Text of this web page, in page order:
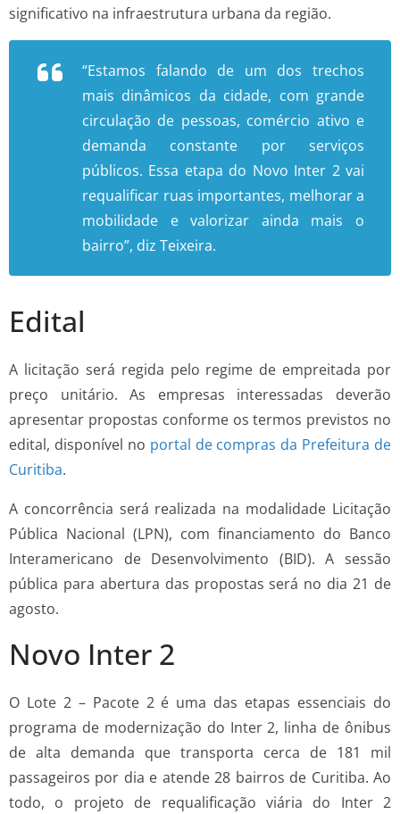
significativo na infraestrutura urbana da região.
“Estamos falando de um dos trechos
mais dinâmicos da cidade, com grande
circulação de pessoas, comércio ativo e
demanda constante por serviços
públicos. Essa etapa do Novo Inter 2 vai
requalificar ruas importantes, melhorar a
mobilidade e valorizar ainda mais o
bairro”, diz Teixeira.
Edital
A licitação será regida pelo regime de empreitada por
preço unitário. As empresas interessadas deverão
apresentar propostas conforme os termos previstos no
edital, disponível no portal de compras da Prefeitura de
Curitiba.
A concorrência será realizada na modalidade Licitação
Pública Nacional (LPN), com financiamento do Banco
Interamericano de Desenvolvimento (BID). A sessão
pública para abertura das propostas será no dia 21 de
agosto.
Novo Inter 2
O Lote 2 – Pacote 2 é uma das etapas essenciais do
programa de modernização do Inter 2, linha de ônibus
de alta demanda que transporta cerca de 181 mil
passageiros por dia e atende 28 bairros de Curitiba. Ao
todo, o projeto de requalificação viária do Inter 2